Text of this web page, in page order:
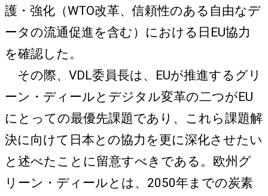
護・強化（WTO改革、信頼性のある自由なデ
ータの流通促進を含む）における日EU協力
を確認した。
その際、VDL委員長は、EUが推進するグリ
ーン・ディールとデジタル変革の二つがEU
にとっての最優先課題であり、これら課題解
決に向けて日本との協力を更に深化させたい
と述べたことに留意すべきである。欧州グ
リーン・ディールとは、2050年までの炭素